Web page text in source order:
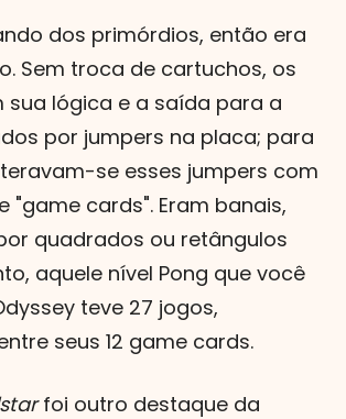
dos primórdios, então era
Sem troca de cartuchos, os
sua lógica e a saída para a
por jumpers na placa; para
se esses jumpers com
"game cards". Eram banais,
quadrados ou retângulos
aquele nível Pong que você
teve 27 jogos,
seus 12 game cards.
foi outro destaque da